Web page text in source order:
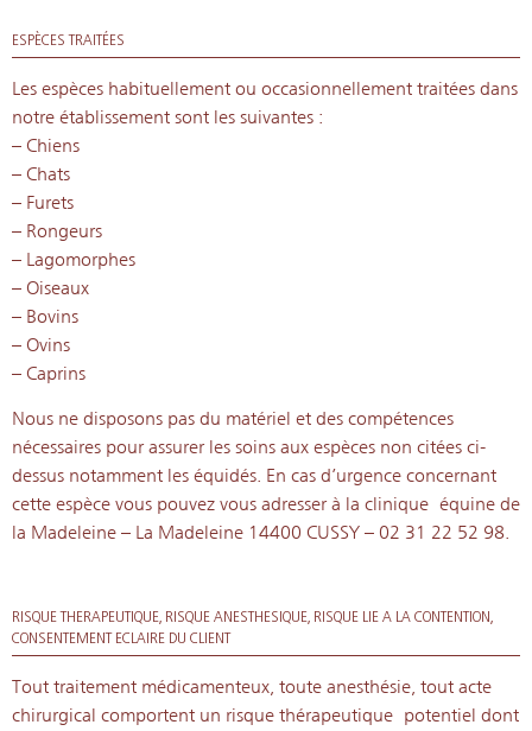
ESPÈCES TRAITÉES
Les espèces habituellement ou occasionnellement traitées dans
notre établissement sont les suivantes :
– Chiens
– Chats
– Furets
– Rongeurs
– Lagomorphes
– Oiseaux
– Bovins
– Ovins
– Caprins
Nous ne disposons pas du matériel et des compétences
nécessaires pour assurer les soins aux espèces non citées ci-
dessus notamment les équidés. En cas d’urgence concernant
cette espèce vous pouvez vous adresser à la clinique équine de
la Madeleine – La Madeleine 14400 CUSSY – 02 31 22 52 98.
RISQUE THERAPEUTIQUE, RISQUE ANESTHESIQUE, RISQUE LIE A LA CONTENTION,
CONSENTEMENT ECLAIRE DU CLIENT
Tout traitement médicamenteux, toute anesthésie, tout acte
chirurgical comportent un risque thérapeutique potentiel dont